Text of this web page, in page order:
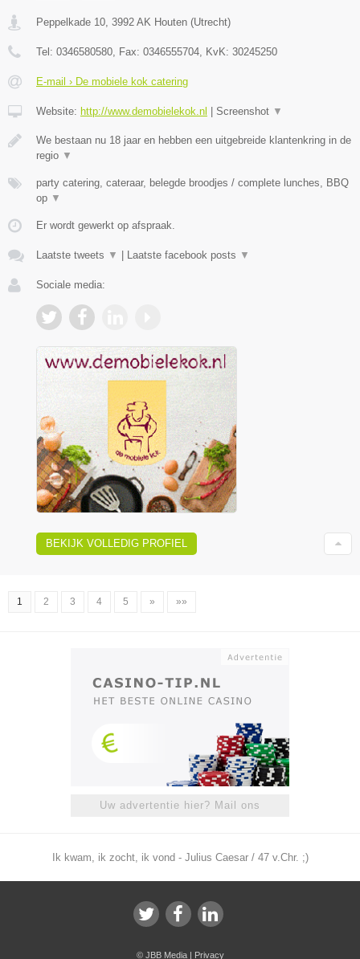
Peppelkade 10 3992 AK Houten (Utrecht)
Tel: 0346580580 , Fax: 0346555704 , KvK: 30245250
E-mail › De mobiele kok catering
Website: http://www.demobielekok.nl Screenshot ▼
We bestaan nu 18 jaar en hebben een uitgebreide klantenkring in de
regio ▼
party catering, cateraar, belegde broodjes / complete lunches, BBQ
op ▼
Er wordt gewerkt op afspraak.
Laatste tweets ▼ Laatste facebook posts ▼
Sociale media:
BEKIJK VOLLEDIG PROFIEL
1 2 3 4 5 » »»
Uw advertentie hier? Mail ons
Ik kwam, ik zocht, ik vond - Julius Caesar / 47 v.Chr. ;)
© JBB Media| Privacy